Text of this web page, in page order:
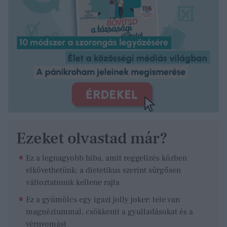
Ezeket olvastad már?
Ez a legnagyobb hiba, amit reggelizés közben
elkövethetünk: a dietetikus szerint sürgősen
változtatnunk kellene rajta
Ez a gyümölcs egy igazi jolly joker: tele van
magnéziummal, csökkenti a gyulladásokat és a
vérnyomást